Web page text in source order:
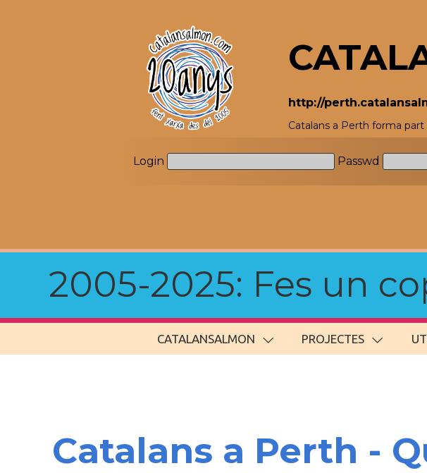
http://
Catalans a Perth forma
Login Passwd
2005-2025: Fes un
CATALANSALMON PROJECTES
Catalans a Perth -